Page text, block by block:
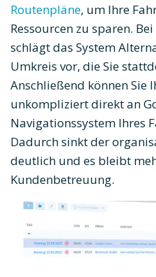
Routenpläne, um Ihre
Ressourcen zu sparen.
schlägt das System
Umkreis vor, die Sie
Anschließend können Sie
unkompliziert direkt an
Navigationssystem Ihres
Dadurch sinkt der
deutlich und es bleibt
Kundenbetreuung.